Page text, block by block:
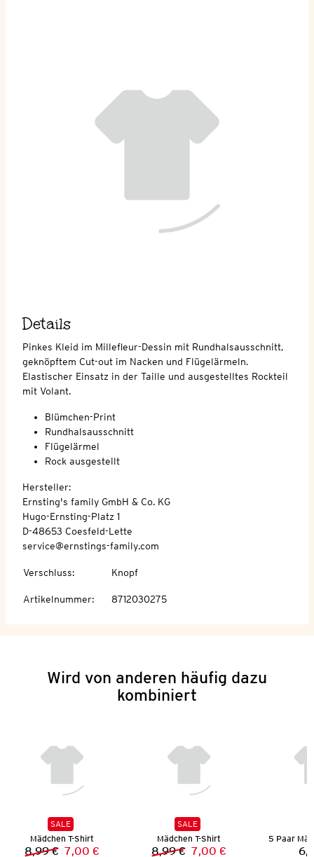
Details
Pinkes Kleid im Millefleur-Dessin mit Rundhalsausschnitt,
geknöpftem Cut-out im Nacken und Flügelärmeln.
Elastischer Einsatz in der Taille und ausgestelltes Rockteil
mit Volant.
Blümchen-Print
Rundhalsausschnitt
Flügelärmel
Rock ausgestellt
Hersteller:
Ernsting's family GmbH & Co. KG
Hugo-Ernsting-Platz 1
D-48653 Coesfeld-Lette
service@ernstings-family.com
Verschluss: Knopf
Artikelnummer: 8712030275
Wird von anderen häufig dazu
kombiniert
SALE
Mädchen T-Shirt
8,99 € 7,00 €
SALE
Mädchen T-Shirt
8,99 € 7,00 €